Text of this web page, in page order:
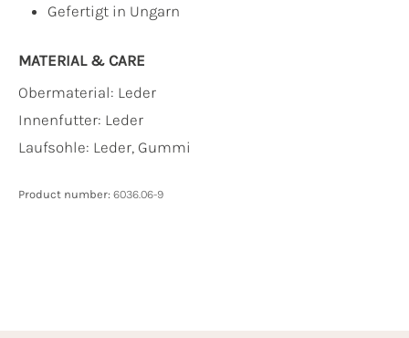
Gefertigt in Ungarn
MATERIAL & CARE
Obermaterial: Leder
Innenfutter: Leder
Laufsohle: Leder, Gummi
Product number: 6036.06-9